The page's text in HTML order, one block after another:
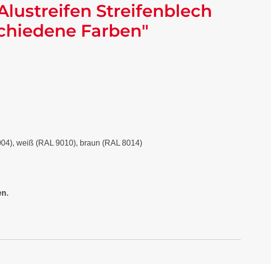
Streifenblech
Farben"
weiß (RAL 9010), braun (RAL 8014)